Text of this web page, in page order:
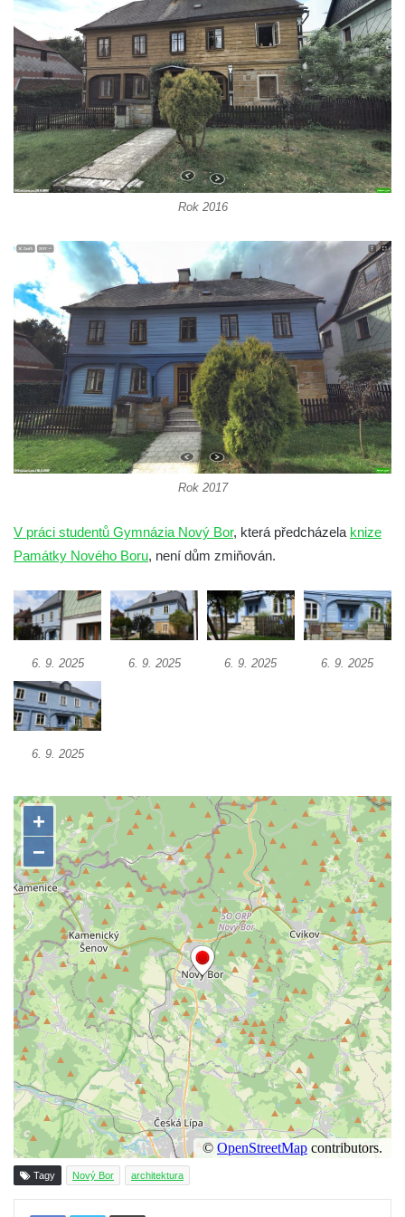
Dům Stallburg v lázních Kyselka
Vilemínka (Vilemínin dvůr) v lázních
Kyselka
Švýcarský dvůr v lázních Kyselka
Jindřichův dvůr v lázních Kyselka
Altán v lázních Kyselka
Mattoniho vila v lázních Kyselka
Dům čp. 254 v Krásné Lípě (kavárna u
Frinda)
Wolfrumova vila v Ústí nad Labem
Hotel Vladimir v Ústí nad Labem
Budova Oblastního muzea v Ústí nad
Labem (bývalá Obecná a měšťanská škola)
Vodní elektrárna Spálov na řece Jizeře
Torzo střeleckého sloupu ve Chřibské
Budova ZŠ a MŠ Tadeáše Haenkeho
Dům čp. 30 ve Chřibské
Dům čp. 10 ve Chřibské
Budova základní školy v Lužci nad Vltavou
Dům čp. 11 v Hrobčicích
Budova stáčírny Bílina-Kyselka
Rodný dům Josefa Hory v Dobříni
Královská mincovna v Jáchymově
Kamenici
Dům čp. 26 ve Velenicích
Dům čp. 31 ve Velenicích
Dům čp. 121 ve Velenicích
Dům čp. 155 ve Velenicích
Dům čp. 33 – bývalá škola ve Velenicích
Bývalá fara ve Velenicích
Dům ev.č. 26 ve Velenicích
Dům čp. 68 ve Velenicích
Dům čp. 67 ve Svojkově
Torzo domu čp. 6 ve Svojkově
Městské divadlo Chomutov
Ludwig Breitfeld, výroba prýmků – dnes
Pivovar Chalupník v Perštejně
Spořitelna v Turnově
Rok 2016
Rok 2017
V práci studentů Gymnázia Nový Bor, která předcházela knize
Památky Nového Boru, není dům zmiňován.
6. 9. 2025 6. 9. 2025 6. 9. 2025 6. 9. 2025
6. 9. 2025
Tagy Nový Bor architektura
Tisknout